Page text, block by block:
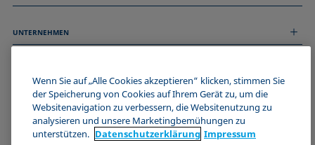
Technischer Service
UNTERNEHMEN
Stellenangebote
Events
Impressum
Datenschutzerklärung
Cookie-Richtlinie
WERDE TEIL DER KRÜSS COMMUNITY
Wenn Sie auf „Alle Cookies akzeptieren“ klicken, stimmen Sie
der Speicherung von Cookies auf Ihrem Gerät zu, um die
Websitenavigation zu verbessern, die Websitenutzung zu
analysieren und unsere Marketingbemühungen zu
unterstützen. Datenschutz­erklärung Impressum